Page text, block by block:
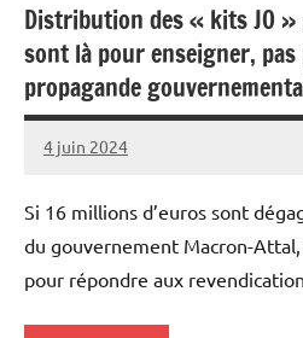
Distribution des « kits JO »
sont là pour enseigner,
propagande
4 juin 2024
Snudifo44
Si 16 millions d’euros sont
du gouvernement Macron-Attal,
pour répondre aux